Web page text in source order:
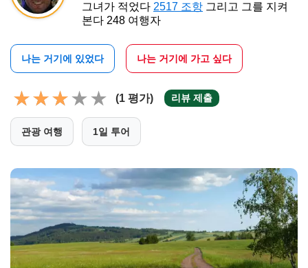
그녀가 적었다 2517 조항 그리고 그를 지켜
본다 248 여행자
나는 거기에 있었다 나는 거기에 가고 싶다
(1 평가) 리뷰 제출
관광 여행 1일 투어